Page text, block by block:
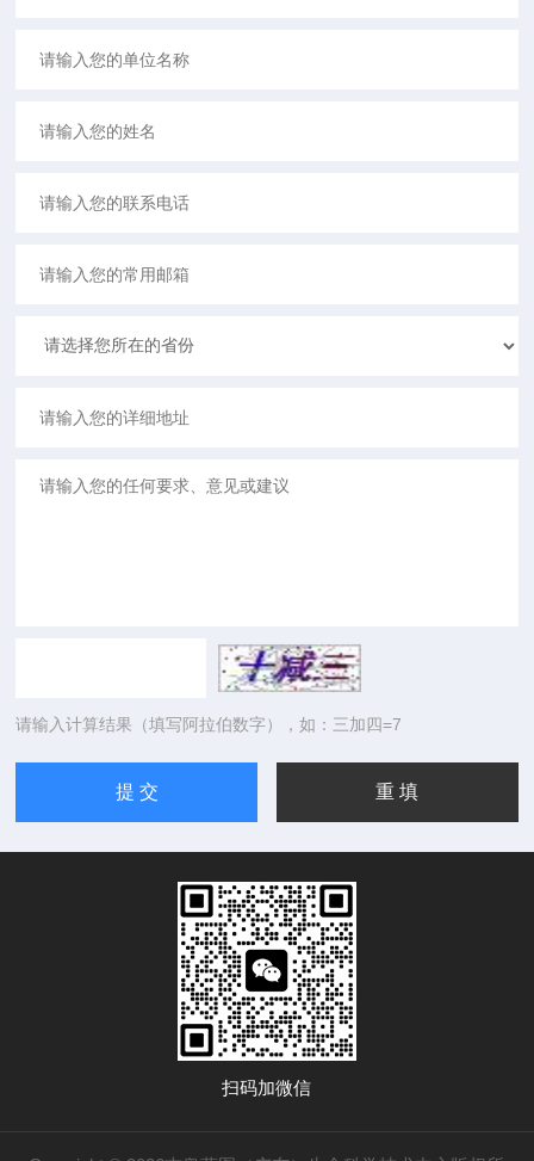
请输入计算结果（填写阿拉伯数字），如：三加四=7
扫码加微信